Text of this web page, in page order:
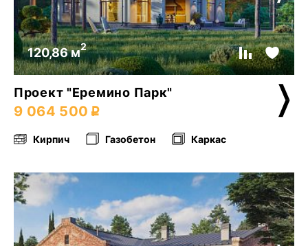
120,86 м2
Проект "Еремино Парк"
9 064 500
Кирпич Газобетон Каркас